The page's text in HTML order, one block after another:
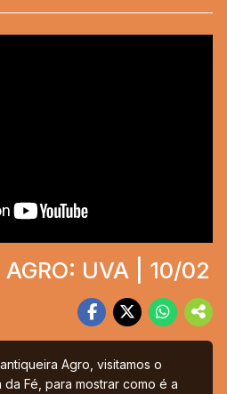
UVA | 10/02
Agro, visitamos o
Fé, para mostrar como é a